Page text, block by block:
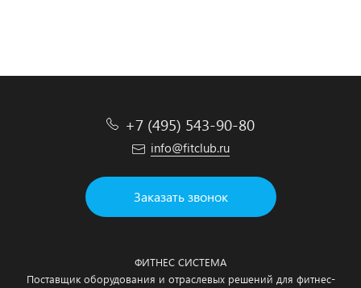
+7 (495) 543-90-80
info@fitclub.ru
Заказать звонок
ФИТНЕС СИСТЕМА
Поставщик оборудования и отраслевых решений для фитнес-